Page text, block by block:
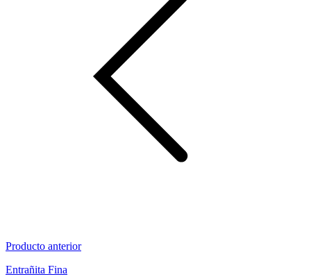
Producto anterior
Entrañita Fina